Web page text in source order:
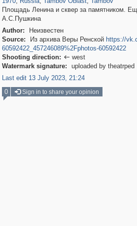
Площадь Ленина и сквер за памятником.
А.С.Пушкина
Author:
Неизвестен
Source:
Из архива Веры Ренской https://
60592422_457246089%2Fphotos-60592422
Shooting direction:  west
Watermark signature:
uploaded by theatrped
Last edit 13 July 2023, 21:24
0
Sign in to share your opinion